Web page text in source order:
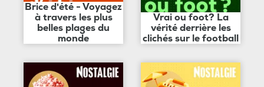
Brice d'été - Voyagez
à travers les plus
belles plages du
monde
Vrai ou foot? La
vérité derrière les
clichés sur le football